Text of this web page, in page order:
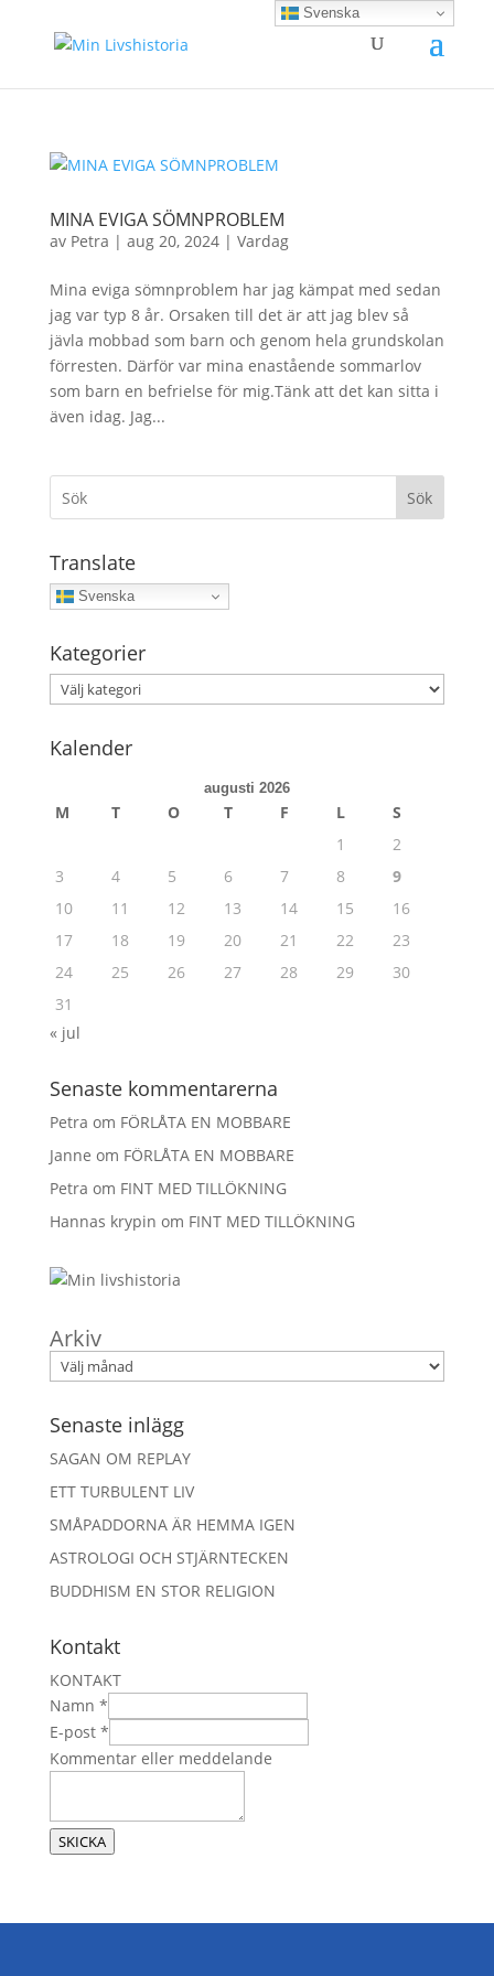
MINA EVIGA SÖMNPROBLEM
av Petra | aug 20, 2024| Vardag
Mina eviga sömnproblem har jag kämpat med sedan
jag var typ 8 år. Orsaken till det är att jag blev så
jävla mobbad som barn och genom hela grundskolan
förresten. Därför var mina enastående sommarlov
som barn en befrielse för mig.Tänk att det kan sitta i
även idag. Jag...
Sök
Translate
Svenska
Kategorier
Kategorier
Kalender
augusti 2026
M T O T F L
S
1
2
3
4 5 6 7 8
9
10
11 12 13 14 15
16
17
18 19 20 21 22
23
24
25 26 27 28 29
30
31
« jul
Senaste kommentarerna
Petra om FÖRLÅTA EN MOBBARE
Janne om FÖRLÅTA EN MOBBARE
Petra om FINT MED TILLÖKNING
Hannas krypin om FINT MED TILLÖKNING
Arkiv
Senaste inlägg
SAGAN OM REPLAY
ETT TURBULENT LIV
SMÅPADDORNA ÄR HEMMA IGEN
ASTROLOGI OCH STJÄRNTECKEN
BUDDHISM EN STOR RELIGION
Kontakt
KONTAKT
Namn *
N
a
e
l
E-post *
Kommentar eller meddelande
SKICKA
Svenska